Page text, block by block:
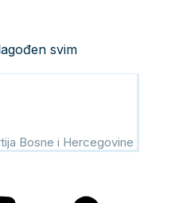
svim
Bosne i Hercegovine